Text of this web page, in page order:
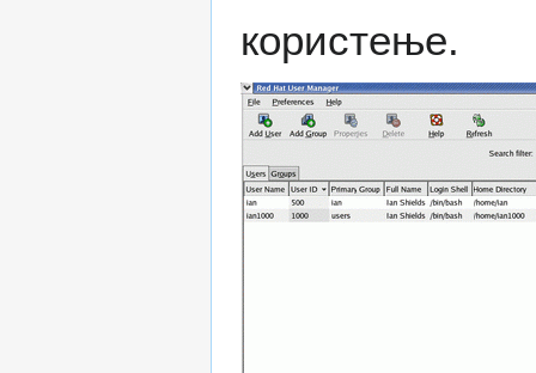
користење.